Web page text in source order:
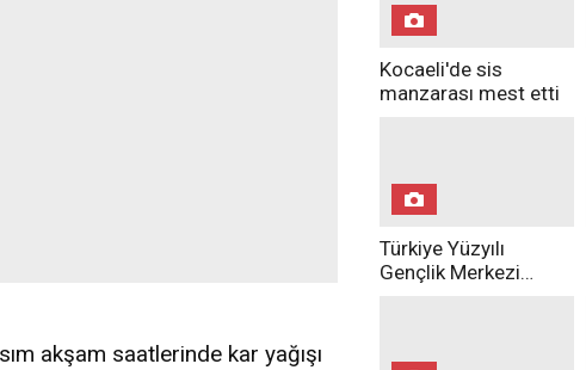
akşam saatlerinde kar yağışı
Kocaeli'de sis
manzarası mest etti
Türkiye Yüzyılı
Gençlik Merkezi